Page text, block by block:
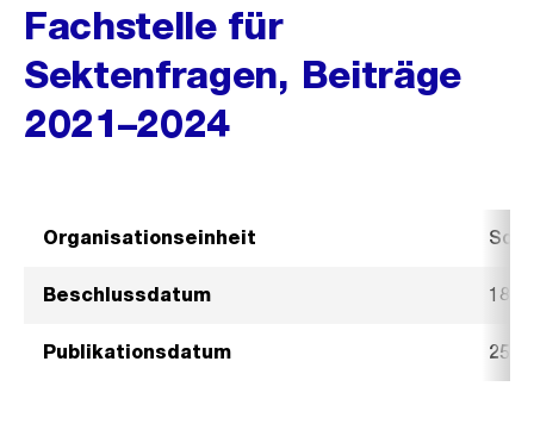
Fachstelle für
Sektenfragen, Beiträge
2021–2024
Organisationseinheit
Beschlussdatum 18.
Publikationsdatum 25.